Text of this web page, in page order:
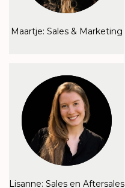
Maartje: Sales & Marketing
Lisanne: Sales en Aftersales